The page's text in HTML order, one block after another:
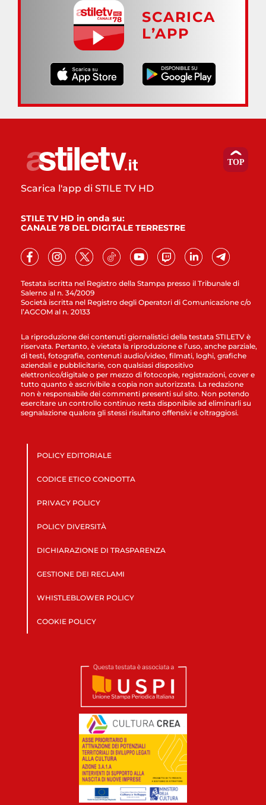
SCARICA
L’APP
Testata iscritta nel Registro della Stampa presso il Tribunale di
Salerno al n. 34/2009
Società iscritta nel Registro degli Operatori di Comunicazione c/o
l’AGCOM al n. 20133
Scarica l'app di STILE TV HD
STILE TV HD in onda su:
CANALE 78 DEL DIGITALE TERRESTRE
La riproduzione dei contenuti giornalistici della testata STILETV è
riservata. Pertanto, è vietata la riproduzione e l’uso, anche parziale,
di testi, fotografie, contenuti audio/video, filmati, loghi, grafiche
aziendali e pubblicitarie, con qualsiasi dispositivo
elettronico/digitale o per mezzo di fotocopie, registrazioni, cover e
tutto quanto è ascrivibile a copia non autorizzata. La redazione
non è responsabile dei commenti presenti sul sito. Non potendo
esercitare un controllo continuo resta disponibile ad eliminarli su
segnalazione qualora gli stessi risultano offensivi e oltraggiosi.
POLICY EDITORIALE
CODICE ETICO CONDOTTA
PRIVACY POLICY
POLICY DIVERSITÀ
DICHIARAZIONE DI TRASPARENZA
GESTIONE DEI RECLAMI
WHISTLEBLOWER POLICY
COOKIE POLICY